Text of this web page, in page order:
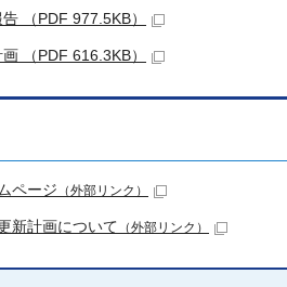
（PDF 977.5KB）
（PDF 616.3KB）
ページ （外部リンク）
新計画について （外部リンク）